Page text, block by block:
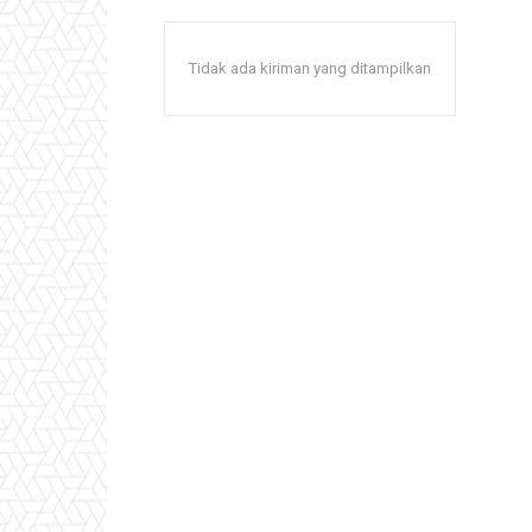
Tidak ada kiriman yang ditampilkan